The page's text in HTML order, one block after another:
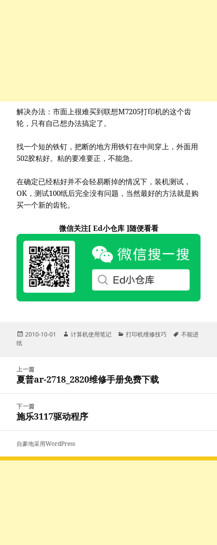
解决办法：市面上很难买到联想M7205打印机的这个齿
轮，只有自己想办法搞定了。
找一个短的铁钉，把断的地方用铁钉在中间穿上，外面用
502胶粘好。粘的要准要正，不能急。
在确定已经粘好并不会轻易断掉的情况下，装机测试，
OK，测试100纸后完全没有问题，当然最好的方法就是购
买一个新的齿轮。
微信关注[ Ed小仓库 ]随便看看
发
2010-10-01
作
计算机使用笔记
分
打印机维修技巧
标
不能进
纸
航
上一篇
上
文
章：
夏普ar-2718_2820维修手册免费下载
下一篇
下
篇
文
施乐3117驱动程序
自豪地采用WordPress